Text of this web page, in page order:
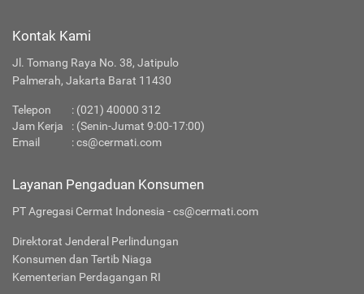
Kontak Kami
Jl. Tomang Raya No. 38, Jatipulo
Palmerah, Jakarta Barat 11430
Telepon : (021) 40000 312
Jam Kerja
: (Senin-Jumat 9:00-17:00)
Email
:cs@cermati.com
Layanan Pengaduan Konsumen
PT Agregasi Cermat Indonesia - cs@cermati.com
Direktorat Jenderal Perlindungan
Konsumen dan Tertib Niaga
Kementerian Perdagangan RI